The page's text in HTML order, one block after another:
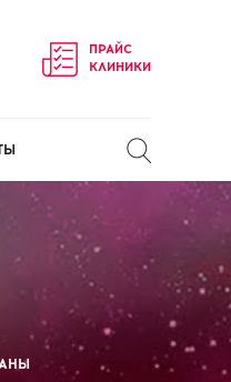
ПРАЙС
КЛИНИКИ